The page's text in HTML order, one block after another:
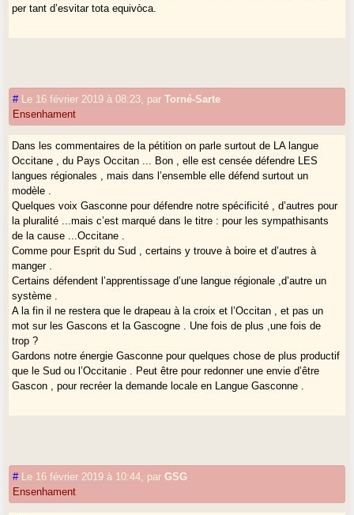
per tant d’esvitar tota equivòca.
# Le 16 février 2019 à 08:23 parTorné-Sarte
Ensenhament
Dans les commentaires de la pétition on parle surtout de LA langue
Occitane , du Pays Occitan ... Bon , elle est censée défendre LES
langues régionales , mais dans l’ensemble elle défend surtout un
modèle .
Quelques voix Gasconne pour défendre notre spécificité , d’autres pour
la pluralité ...mais c’est marqué dans le titre : pour les sympathisants
de la cause ...Occitane .
Comme pour Esprit du Sud , certains y trouve à boire et d’autres à
manger .
Certains défendent l’apprentissage d’une langue régionale ,d’autre un
système .
A la fin il ne restera que le drapeau à la croix et l’Occitan , et pas un
mot sur les Gascons et la Gascogne . Une fois de plus ,une fois de
trop ?
Gardons notre énergie Gasconne pour quelques chose de plus productif
que le Sud ou l’Occitanie . Peut être pour redonner une envie d’être
Gascon , pour recréer la demande locale en Langue Gasconne .
# Le 16 février 2019 à 10:44 parGSG
Ensenhament